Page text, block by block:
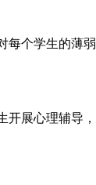
每个学生的薄弱
开展心理辅导，